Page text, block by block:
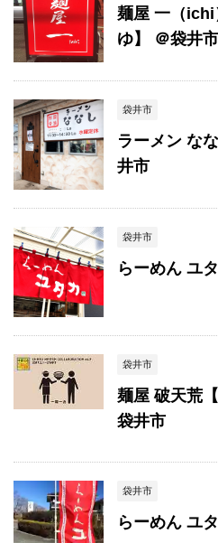
麺屋 一（ichi
ゆ】 ＠袋井市
袋井市
ラーメン な
井市
袋井市
らーめん ユ
袋井市
麺屋 破天荒
袋井市
袋井市
らーめん ユ